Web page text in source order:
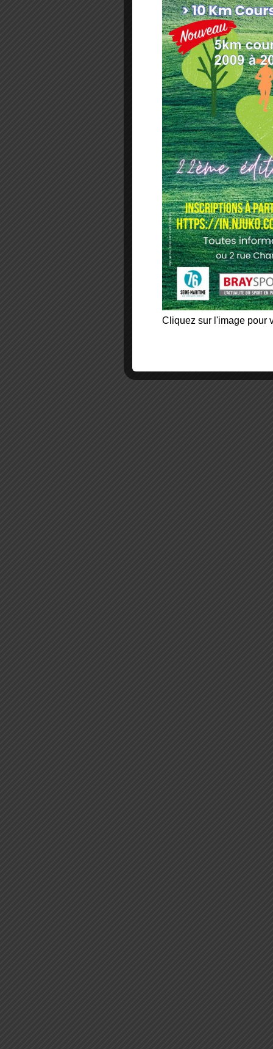
Cliquez sur l'image pour